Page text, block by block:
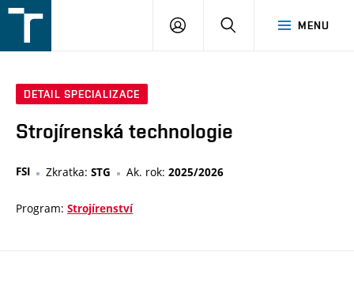
v
MENU
PŘIHLÁŠENÍ
DETAIL SPECIALIZACE
Strojírenská technologie
FSI Zkratka: STG Ak. rok: 2025/2026
Program: Strojírenství